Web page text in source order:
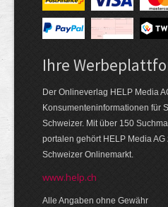
Ihre
Der Onlineverlag HELP Media
Konsumenten­informationen für
Schweizer. Mit über 150
portalen gehört HELP Media
Schweizer Onlinemarkt.
www.help.ch
Alle Angaben ohne Gewähr